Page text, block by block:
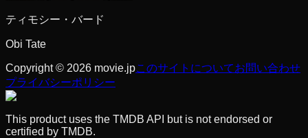
ティモシー・バード
Obi Tate
Copyright © 2026 movie.jpこのサイトについてお問い合わせ
プライバシーポリシー
This product uses the TMDB API but is not endorsed or
certified by TMDB.